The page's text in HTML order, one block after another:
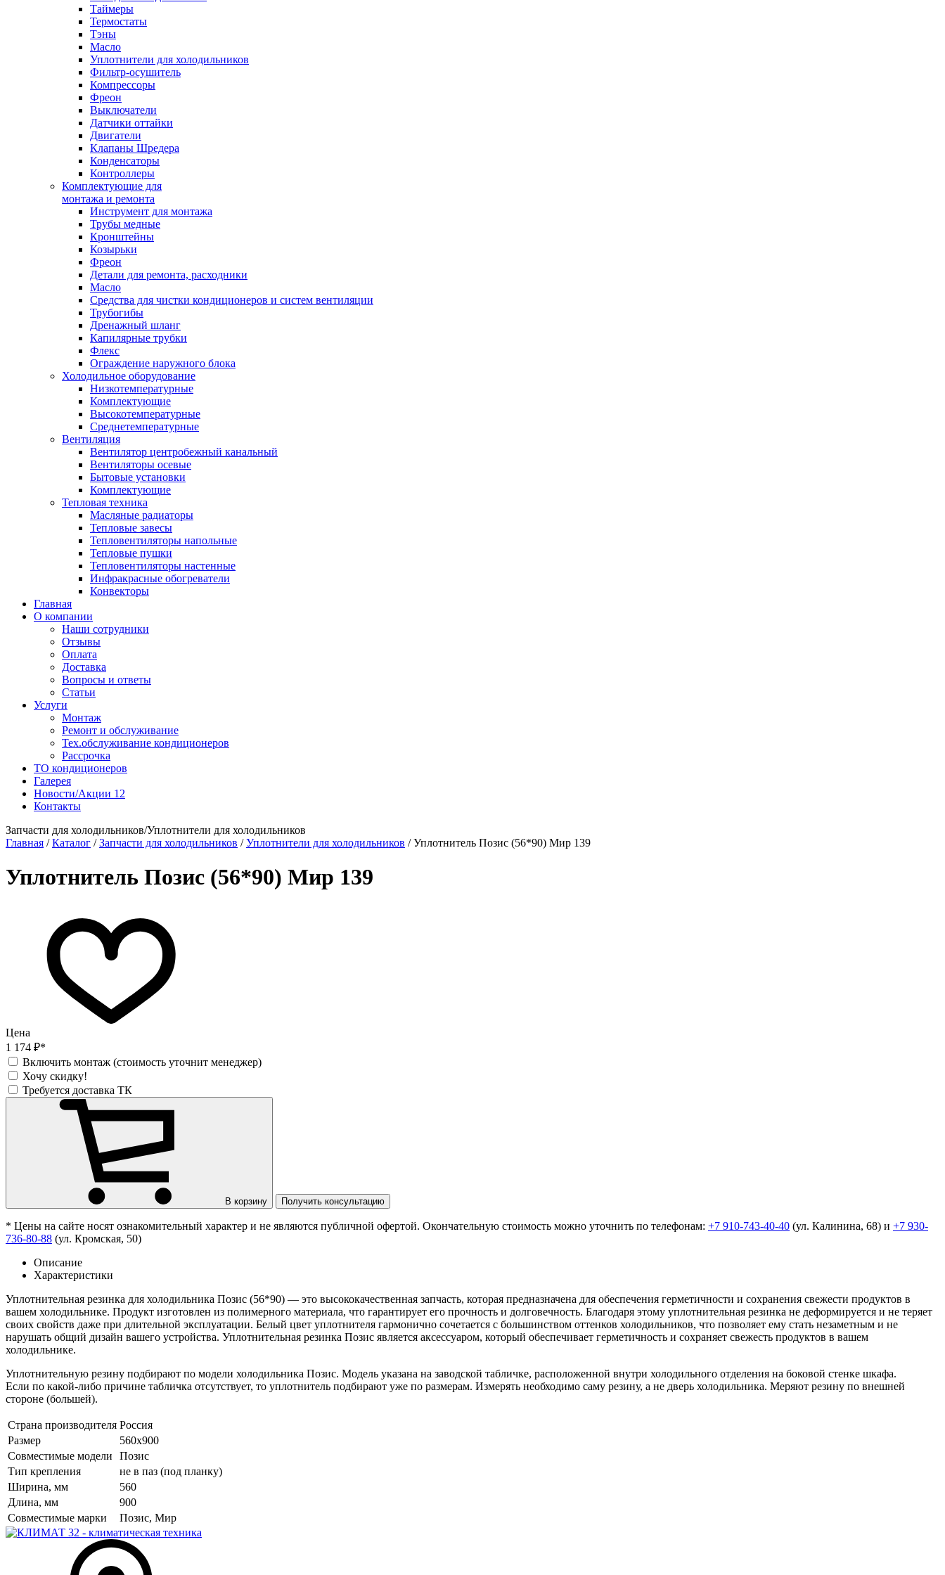
Таймеры
Термостаты
Тэны
Масло
Уплотнители для холодильников
Фильтр-осушитель
Компрессоры
Фреон
Выключатели
Датчики оттайки
Двигатели
Клапаны Шредера
Конденсаторы
Контроллеры
Комплектующие для
монтажа и ремонта
Инструмент для монтажа
Трубы медные
Кронштейны
Козырьки
Фреон
Детали для ремонта, расходники
Масло
Средства для чистки кондиционеров и систем вентиляции
Трубогибы
Дренажный шланг
Капилярные трубки
Флекс
Ограждение наружного блока
Холодильное оборудование
Низкотемпературные
Комплектующие
Высокотемпературные
Среднетемпературные
Вентиляция
Вентилятор центробежный канальный
Вентиляторы осевые
Бытовые установки
Комплектующие
Тепловая техника
Масляные радиаторы
Тепловые завесы
Тепловентиляторы напольные
Тепловые пушки
Тепловентиляторы настенные
Инфракрасные обогреватели
Конвекторы
Главная
О компании
Наши сотрудники
Отзывы
Оплата
Доставка
Вопросы и ответы
Статьи
Услуги
Монтаж
Ремонт и обслуживание
Тех.обслуживание кондиционеров
Рассрочка
ТО кондиционеров
Галерея
Новости/Акции 12
Контакты
Запчасти для холодильников/Уплотнители для холодильников
Главная /Каталог /Запчасти для холодильников /Уплотнители для холодильников /Уплотнитель Позис (56*90) Мир 139
Уплотнитель Позис (56*90) Мир 139
Цена
1 174 ₽*
Включить монтаж (стоимость уточнит менеджер)
Хочу скидку!
Требуется доставка ТК
В корзину Получить консультацию
* Цены на сайте носят ознакомительный характер и не являются публичной офертой. Окончательную стоимость можно уточнить по телефонам: +7 910-743-40-40 (ул. Калинина, 68) и +7 930-
736-80-88 (ул. Кромская, 50)
Описание
Характеристики
Уплотнительная резинка для холодильника Позис (56*90) — это высококачественная запчасть, которая предназначена для обеспечения герметичности и сохранения свежести продуктов в
вашем холодильнике. Продукт изготовлен из полимерного материала, что гарантирует его прочность и долговечность. Благодаря этому уплотнительная резинка не деформируется и не теряет
своих свойств даже при длительной эксплуатации. Белый цвет уплотнителя гармонично сочетается с большинством оттенков холодильников, что позволяет ему стать незаметным и не
нарушать общий дизайн вашего устройства. Уплотнительная резинка Позис является аксессуаром, который обеспечивает герметичность и сохраняет свежесть продуктов в вашем
холодильнике.
Уплотнительную резину подбирают по модели холодильника Позис. Модель указана на заводской табличке, расположенной внутри холодильного отделения на боковой стенке шкафа.
Если по какой-либо причине табличка отсутствует, то уплотнитель подбирают уже по размерам. Измерять необходимо саму резину, а не дверь холодильника. Меряют резину по внешней
стороне (большей).
Страна производителя Россия
Размер
560х900
Совместимые модели
Позис
Тип крепления
не в паз (под планку)
Ширина, мм
560
Длина, мм
900
Совместимые марки
Позис, Мир